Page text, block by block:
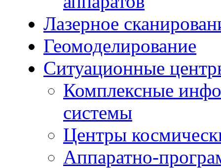
Лазерное
Геомоделирование
Ситуационные
Комплексные
системы
Центры
Аппаратно-